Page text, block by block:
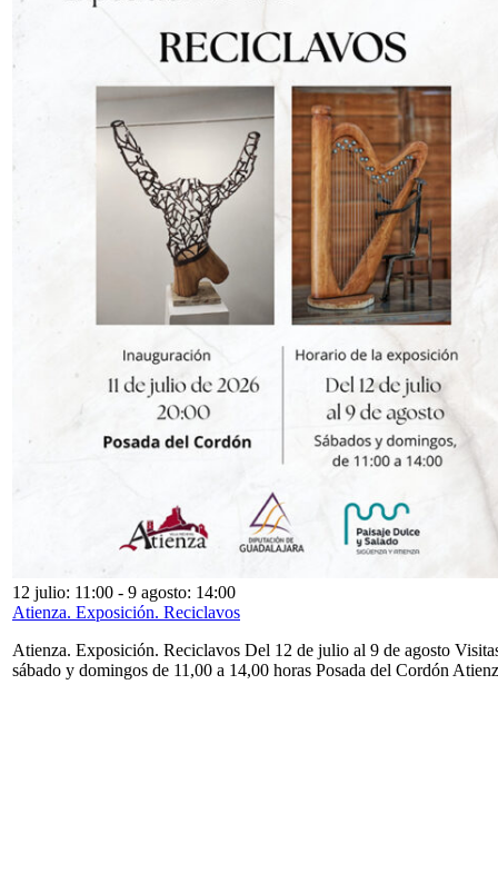
12 julio: 11:00 - 9 agosto: 14:00
Atienza. Exposición. Reciclavos
Atienza. Exposición. Reciclavos Del 12 de julio al 9 de agosto
sábado y domingos de 11,00 a 14,00 horas Posada del Cordón